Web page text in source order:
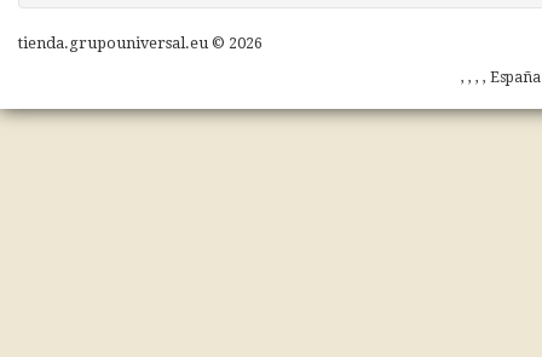
tienda.grupouniversal.eu © 2026
, , , ,